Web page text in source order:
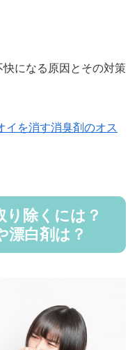
になる原因とその対策
イを消す消臭剤のオス
り除くには？
漂白剤は？